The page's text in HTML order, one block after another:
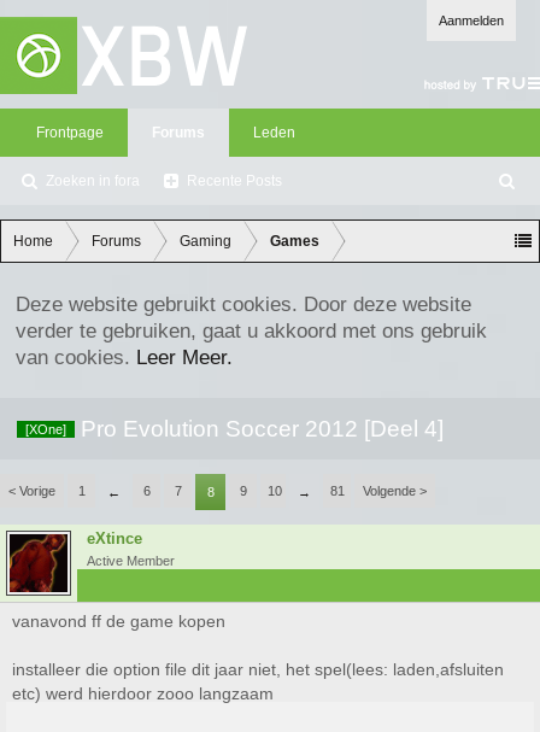
Aanmelden
Frontpage Forums
Zoeken in fora Recente Posts
Leden
oe
ke
n
Home Forums Gaming Games
Deze website gebruikt cookies. Door deze website
verder te gebruiken, gaat u akkoord met ons gebruik
van cookies. Leer Meer.
[XOne] Pro Evolution Soccer 2012 [Deel 4]
< Vorige 1 ← 6 7 8 9 10 → 81 Volgende >
eXtince
Active Member
vanavond ff de game kopen
installeer die option file dit jaar niet, het spel(lees: laden,afsluiten
etc) werd hierdoor zooo langzaam